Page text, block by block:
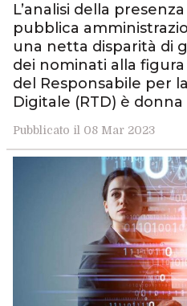
L’analisi della
pubblica
una netta disparità di
dei nominati alla
del Responsabile per
Digitale (RTD) è donna
Pubblicato il 08 Mar 2023